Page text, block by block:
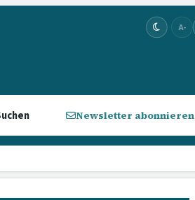
A-
Newsletter abonnieren